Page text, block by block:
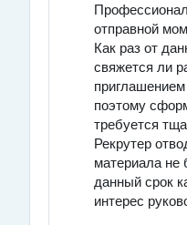
отправной
Как раз от
свяжется ли
поэтому
требуется
Рекрутер
материала
данный срок
интерес